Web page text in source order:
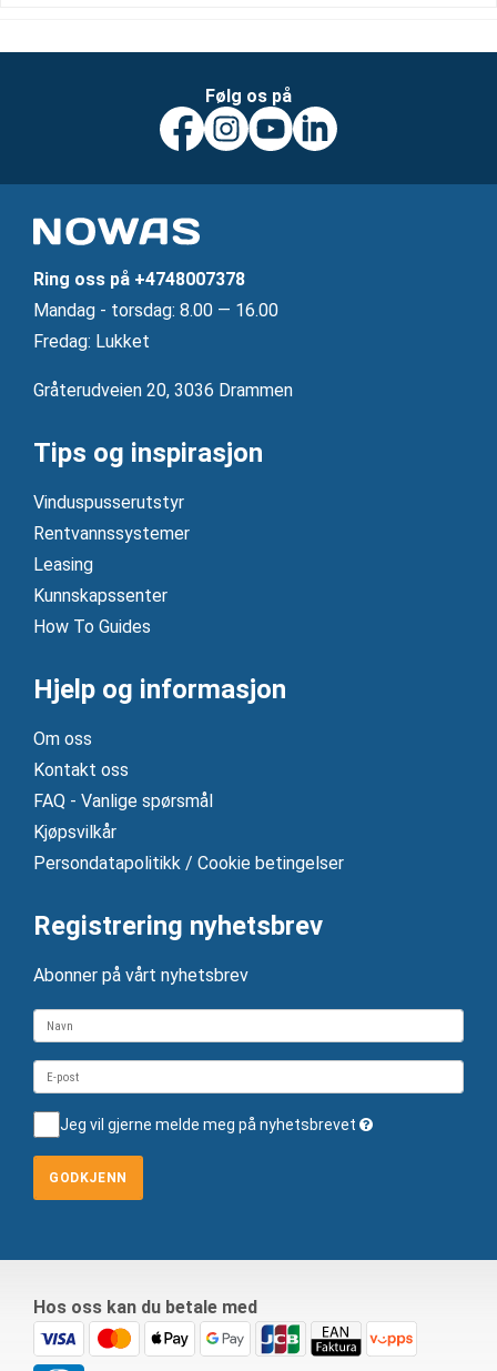
Følg os på
Ring oss på +4748007378
Mandag ‐ torsdag: 8.00 — 16.00
Fredag: Lukket
Gråterudveien 20, 3036 Drammen
Tips og inspirasjon
Vinduspusserutstyr
Rentvannssystemer
Leasing
Kunnskapssenter
How To Guides
Hjelp og informasjon
Om oss
Kontakt oss
FAQ - Vanlige spørsmål
Kjøpsvilkår
Persondatapolitikk / Cookie betingelser
Registrering nyhetsbrev
Abonner på vårt nyhetsbrev
Jeg vil gjerne melde meg på nyhetsbrevet
GODKJENN
Hos oss kan du betale med